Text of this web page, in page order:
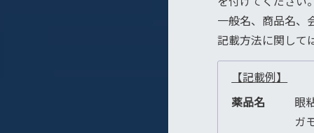
一般名、商品名、
記載方法に関して
【記載例】
薬品名
眼
ガ